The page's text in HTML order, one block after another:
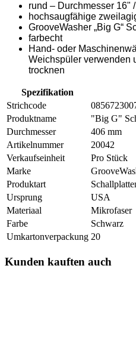
rund – Durchmesser 16"
hochsaugfähige
GrooveWasher „Big G“
farbecht
Hand- oder
Weichspüler verwenden
trocknen
Spezifikation
Strichcode
Produktname
"Big G"
Durchmesser
406 mm
Artikelnummer
20042
Verkaufseinheit
Pro Stück
Marke
Produktart
Ursprung
USA
Materiaal
Mikrofaser
Farbe
Schwarz
Umkartonverpackung 20
Kunden kauften auch